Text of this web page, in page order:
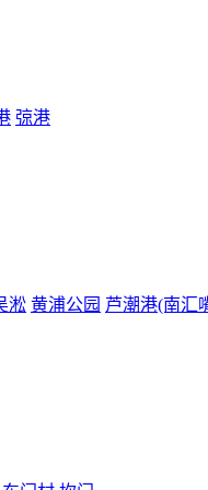
弶港
淞 黄浦公园 芦潮港(南汇